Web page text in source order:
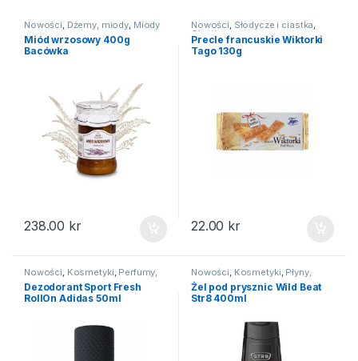
Nowości, Dżemy, miody, Miody
Miód wrzosowy 400g
Bacówka
238.00 kr
Nowości, Słodycze i ciastka,
Ciastka
Precle francuskie Wiktorki
Tago 130g
22.00 kr
Nowości, Kosmetyki, Perfumy,
dezodoranty
Dezodorant Sport Fresh
RollOn Adidas 50ml
Nowości, Kosmetyki, Płyny,
mydła do kąpieli
Żel pod prysznic Wild Beat
Str8 400ml